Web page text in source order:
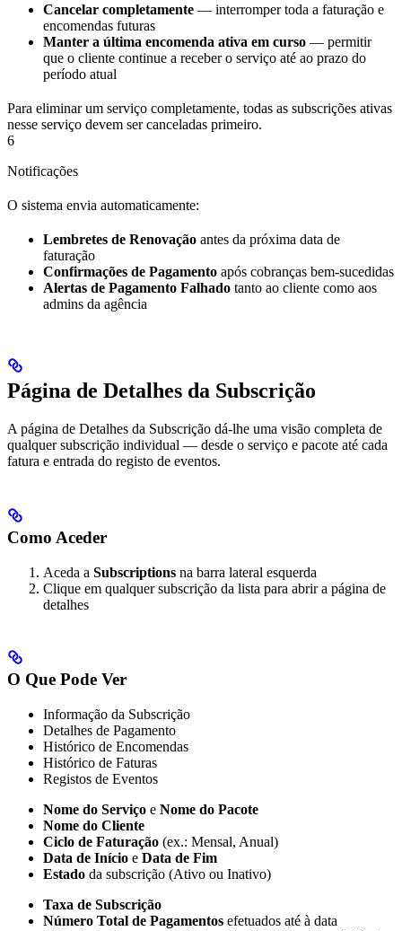
Cancelar completamente — interromper toda a faturação e
encomendas futuras
Manter a última encomenda ativa em curso — permitir
que o cliente continue a receber o serviço até ao prazo do
período atual
Para eliminar um serviço completamente, todas as subscrições ativas
nesse serviço devem ser canceladas primeiro.
6
Notificações
O sistema envia automaticamente:
Lembretes de Renovação antes da próxima data de
faturação
Confirmações de Pagamento após cobranças bem-sucedidas
Alertas de Pagamento Falhado tanto ao cliente como aos
admins da agência
Página de Detalhes da Subscrição
A página de Detalhes da Subscrição dá-lhe uma visão completa de
qualquer subscrição individual — desde o serviço e pacote até cada
fatura e entrada do registo de eventos.
Como Aceder
Aceda a Subscriptions na barra lateral esquerda
Clique em qualquer subscrição da lista para abrir a página de
detalhes
O Que Pode Ver
Informação da Subscrição
Detalhes de Pagamento
Histórico de Encomendas
Histórico de Faturas
Registos de Eventos
Nome do Serviço e Nome do Pacote
Nome do Cliente
Ciclo de Faturação (ex.: Mensal, Anual)
Data de Início e Data de Fim
Estado da subscrição (Ativo ou Inativo)
Taxa de Subscrição
Número Total de Pagamentos efetuados até à data